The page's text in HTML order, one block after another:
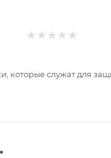
которые служат для